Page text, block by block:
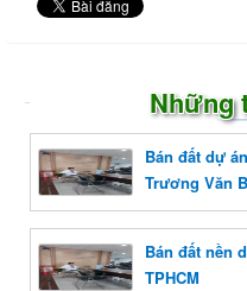
Những
Bán đất dự
Trương Văn
Bán đất nền
TPHCM